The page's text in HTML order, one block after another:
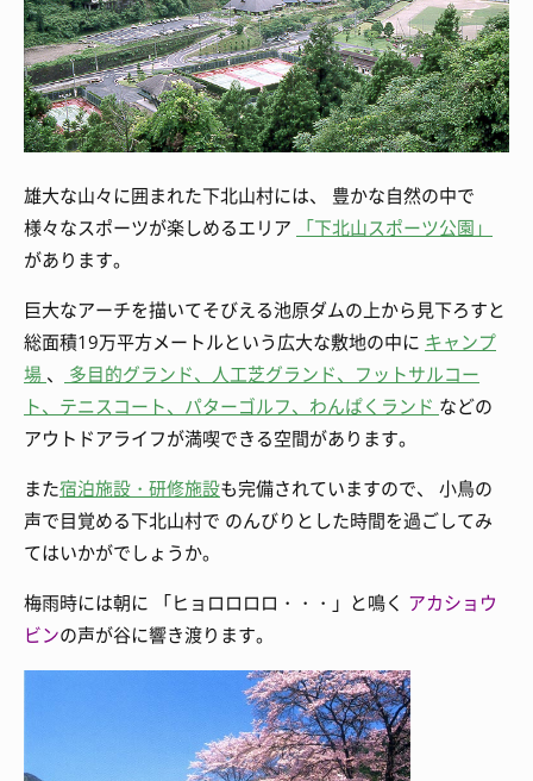
雄大な山々に囲まれた下北山村には、 豊かな自然の中で
様々なスポーツが楽しめるエリア
「下北山スポーツ公園」
があります。
巨大なアーチを描いてそびえる池原ダムの上から見下ろすと
総面積19万平方メートルという広大な敷地の中に キャンプ
場 、
多目的グランド、人工芝グランド、フットサルコー
ト、テニスコート、パターゴルフ、わんぱくランド などの
アウトドアライフが満喫できる空間があります。
また宿泊施設・研修施設も完備されていますので、 小鳥の
声で目覚める下北山村で のんびりとした時間を過ごしてみ
てはいかがでしょうか。
梅雨時には朝に 「ヒョロロロロ・・・」と鳴く アカショウ
ビンの声が谷に響き渡ります。